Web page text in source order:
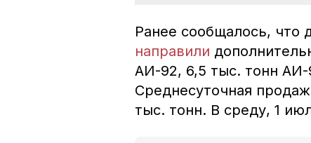
Ранее сообщалось, что
направили
АИ-92, 6,5 тыс. тонн АИ-
Среднесуточная
тыс. тонн. В среду, 1